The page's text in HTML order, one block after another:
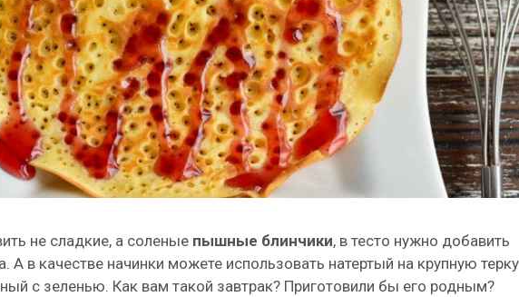
не сладкие, а соленые пышные блинчики, в тесто нужно добавить
А в качестве начинки можете использовать натертый на крупную терку
с зеленью. Как вам такой завтрак? Приготовили бы его родным?